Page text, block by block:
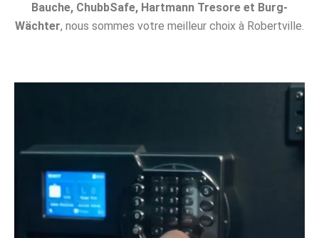
Bauche, ChubbSafe, Hartmann Tresore et Burg-
Wächter, nous sommes votre meilleur choix à Robertville.